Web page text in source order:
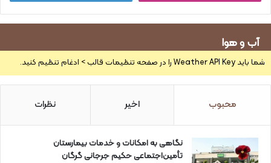
آب و هوا
شما باید Weather API Key را در صفحه تنظیمات قالب > ادغام تنظیم کنید.
محبوب اخیر نظرات
نگاهی به امکانات و خدمات بیمارستان
تأمین‌اجتماعی حکیم جرجانی گرگان